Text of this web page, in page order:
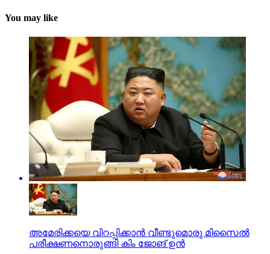
You may like
അമേരിക്കയെ വിറപ്പിക്കാന്‍ വീണ്ടുമൊരു മിസൈല്‍
പരീക്ഷണനൊരുങ്ങി കിം ജോങ് ഉന്‍